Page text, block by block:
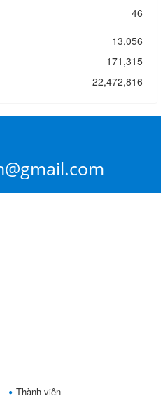
46
13,056
171,315
22,472,816
Thành viên